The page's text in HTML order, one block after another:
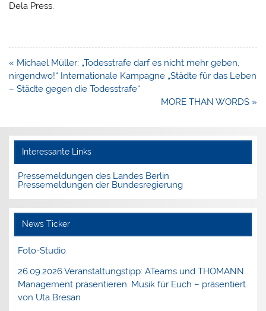
Dela Press.
Beitragsnavigation
« Michael Müller: „Todesstrafe darf es nicht mehr geben,
nirgendwo!“ Internationale Kampagne „Städte für das Leben
– Städte gegen die Todesstrafe“
MORE THAN WORDS »
Interessante Links
Pressemeldungen des Landes Berlin
Pressemeldungen der Bundesregierung
News Ticker
Foto-Studio
26.09.2026 Veranstaltungstipp: ATeams und THOMANN
Management präsentieren. Musik für Euch – präsentiert
von Uta Bresan